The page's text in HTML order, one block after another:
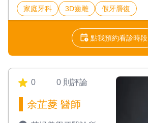
家庭牙科 3D齒雕 假牙贗復
點我預約看診時段
0 0 則評論
余芷菱 醫師